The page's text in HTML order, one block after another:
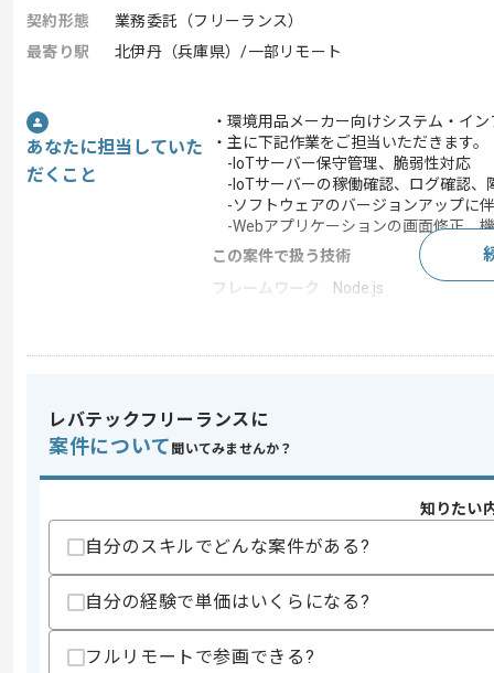
契約形態
業務委託（フリーランス）
最寄り駅
北伊丹（兵庫県）/一部リモート
あなたに担当していた
だくこと
・環境用品メーカー向けシステム・イ
・主に下記作業をご担当いただきます。
-IoTサーバー保守管理、脆弱性対応
-IoTサーバーの稼働確認、ログ確認、
-ソフトウェアのバージョンアップに
-Webアプリケーションの画面修正、
この案件で扱う技術
フレームワーク
Node.js
この案件のポイント
特徴
・AWS環境化でのインフラ運用保守経験
・Webアプリケーション開発または改修
・HTML、CSS、JavaScript、PHP、
歓迎スキル
・IoTシステムの運用経験
レバテックフリーランスに
案件について 聞いてみませんか？
知りたい
自分のスキルでどんな案件がある?
自分の経験で単価はいくらになる?
フルリモートで参画できる?